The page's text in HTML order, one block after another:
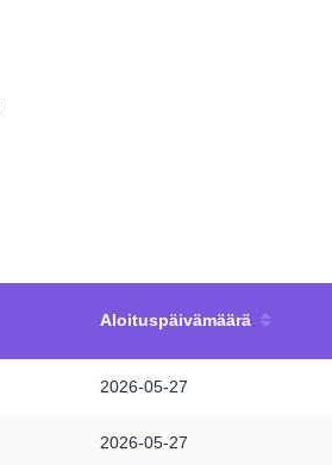
Aloituspäivämäärä
2026-05-27
2026-05-27